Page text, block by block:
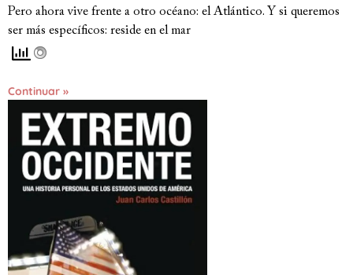
Pero ahora vive frente a otro océano: el Atlántico. Y si queremos
ser más específicos: reside en el mar
Continuar »